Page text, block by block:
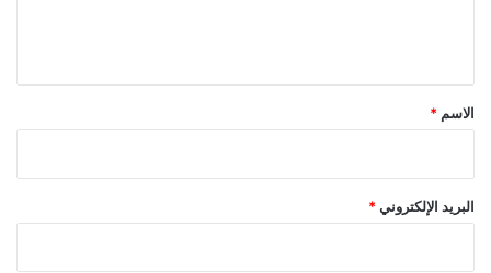
*
الاسم *
البريد الإلكتروني *